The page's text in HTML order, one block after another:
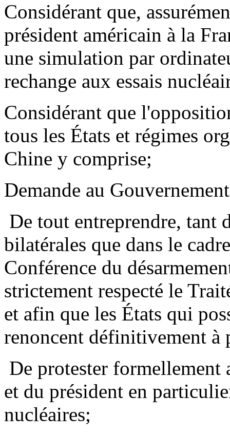
Considérant que,
président américain à la
une simulation par
rechange aux essais
Considérant que
tous les États et régimes
Chine y comprise;
Demande au
De tout entreprendre, tant
bilatérales que dans le
Conférence du
strictement respecté le
et afin que les États qui
renoncent définitivement à
De protester
et du président en
nucléaires;